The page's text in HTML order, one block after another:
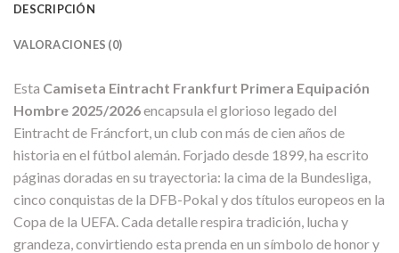
DESCRIPCIÓN
VALORACIONES (0)
Esta Camiseta Eintracht Frankfurt Primera Equipación
Hombre 2025/2026encapsula el glorioso legado del
Eintracht de Fráncfort, un club con más de cien años de
historia en el fútbol alemán. Forjado desde 1899, ha escrito
páginas doradas en su trayectoria: la cima de la Bundesliga,
cinco conquistas de la DFB-Pokal y dos títulos europeos en la
Copa de la UEFA. Cada detalle respira tradición, lucha y
grandeza, convirtiendo esta prenda en un símbolo de honor y